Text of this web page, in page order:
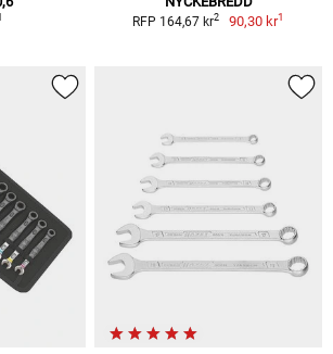
RFP 164,67 kr2 90,30 kr1